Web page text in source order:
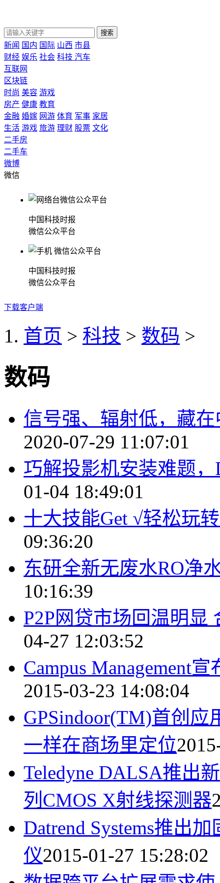
搜索
新闻 国内 国际 山西 市县
财经 娱乐 社会 科技 汽车
互联网
区块链
时尚 美容 游戏
房产 健康 教育
金融 婚嫁 网游 体育 军事 家居
生活 游戏 旅游 理财 股票 文化
二手房
二手车
微博
微信
中国科技时报
微信公众平台
中国科技时报
微信公众平台
下载客户端
首页 > 科技 > 数码 >
数码
信号强、辐射低，藏
2020-07-29 11:07:01
巧解投影机安装难题
01-04 18:49:01
十大技能Get √轻松玩
09:36:20
东研全新无废水RO净
10:16:39
P2P网贷市场回温明显
04-27 12:03:52
Campus Management
2015-03-23 14:08:04
GPSindoor(TM)首创应
一样在商场里定位
Teledyne DALSA推出
列CMOS X射线探测器
Datrend Systems推出
仪2015-01-27 15:28:02